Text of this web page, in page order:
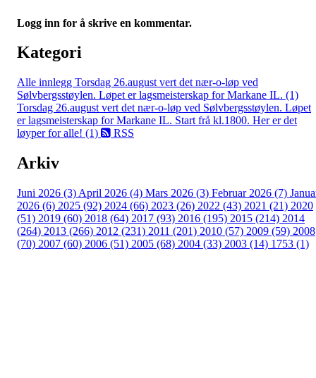
Logg inn for å skrive en kommentar.
Kategori
Alle innlegg Torsdag 26.august vert det nær-o-løp ved
Sølvbergsstøylen. Løpet er lagsmeisterskap for Markane IL. (1)
Torsdag 26.august vert det nær-o-løp ved Sølvbergsstøylen. Løpet
er lagsmeisterskap for Markane IL. Start frå kl.1800. Her er det
løyper for alle! (1)
RSS
Arkiv
Juni 2026 (3) April 2026 (4) Mars 2026 (3) Februar 2026 (7)
2026 (6) 2025 (92) 2024 (66) 2023 (26) 2022 (43) 2021 (21) 2020
(51) 2019 (60) 2018 (64) 2017 (93) 2016 (195) 2015 (214) 2014
(264) 2013 (266) 2012 (231) 2011 (201) 2010 (57) 2009 (59) 2008
(70) 2007 (60) 2006 (51) 2005 (68) 2004 (33) 2003 (14) 1753 (1)